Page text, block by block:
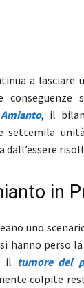
a
, il
settemila
in
uno
hanno perso
il tumore del
colpite